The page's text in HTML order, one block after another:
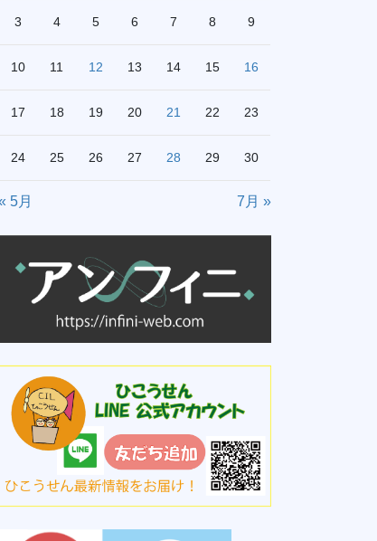
3 4 5 6 7 8 9
10 11 12 13 14 15 16
17 18 19 20 21 22 23
24 25 26 27 28 29 30
5月 7月 »